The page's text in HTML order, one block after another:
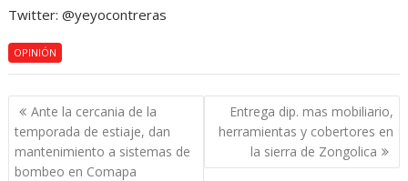
Twitter: @yeyocontreras
OPINIÓN
Navegación
de
entradas
Ante la cercania de la
temporada de estiaje, dan
mantenimiento a sistemas de
bombeo en Comapa
Entrega dip. mas mobiliario,
herramientas y cobertores en
la sierra de Zongolica